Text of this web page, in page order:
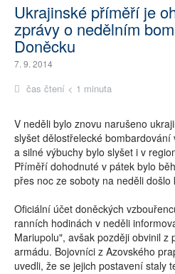
Ukrajinské příměří je
zprávy o nedělním
Doněcku
7. 9. 2014
čas čtení < 1 minuta
V neděli bylo znovu narušeno
slyšet dělostřelecké
a silné výbuchy bylo slyšet i v
Příměří dohodnuté v pátek bylo
přes noc ze soboty na neděli
Oficiální účet doněckých
ranních hodinách v neděli
Mariupolu", avšak později obvinil
armádu. Bojovníci z Azovského
uvedli, že se jejich postavení staly